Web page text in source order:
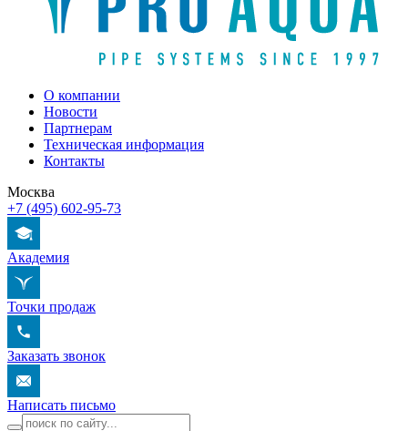
О компании
Новости
Партнерам
Техническая информация
Контакты
Москва
+7 (495) 602-95-73
Академия
Точки продаж
Заказать звонок
Написать письмо